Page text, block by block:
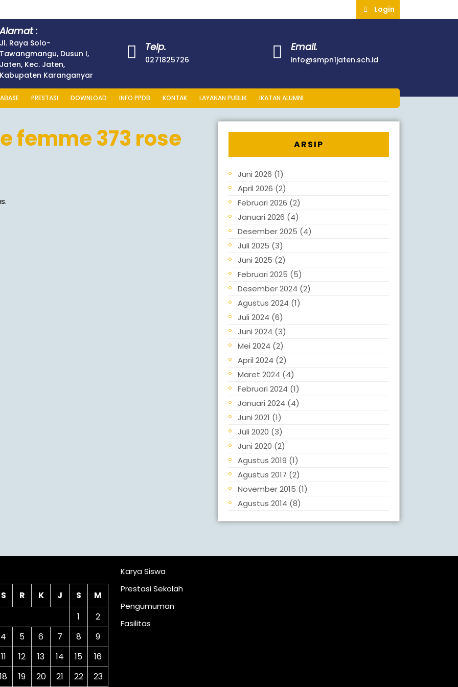
Login
:
Jl. Raya Solo-
Tawangmangu, Dusun I,
Jaten, Kec. Jaten,
Kabupaten Karanganyar
Telp.
0271825726
Email.
info@smpn1jaten.sch.id
PRESTASI DOWNLOAD INFO PPDB KONTAK LAYANAN PUBLIK IKATAN ALUMNI
femme 373 rose ARSIP
Juni 2026 (1)
April 2026 (2)
Februari 2026 (2)
Januari 2026 (4)
Desember 2025 (4)
Juli 2025 (3)
Juni 2025 (2)
Februari 2025 (5)
Desember 2024 (2)
Agustus 2024 (1)
Juli 2024 (6)
Juni 2024 (3)
Mei 2024 (2)
April 2024 (2)
Maret 2024 (4)
Februari 2024 (1)
Januari 2024 (4)
Juni 2021 (1)
Juli 2020 (3)
Juni 2020 (2)
Agustus 2019 (1)
Agustus 2017 (2)
November 2015 (1)
Agustus 2014 (8)
S R K J S
M
1
2
4 5 6 7 8
9
11 12 13 14 15
16
18 19 20 21 22 23
Karya Siswa
Prestasi Sekolah
Pengumuman
Fasilitas